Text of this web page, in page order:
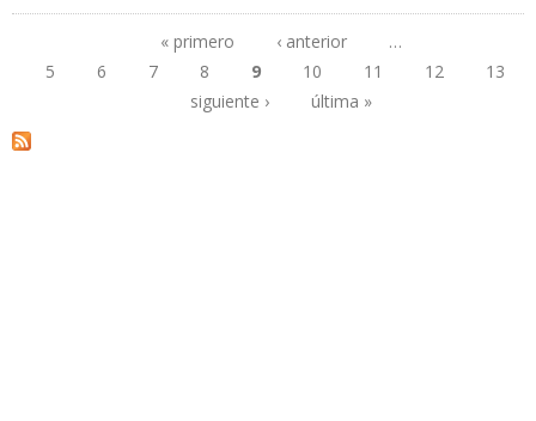
Páginas
« primero ‹ anterior
…
5
6 7 8 9 10 11 12
13
siguiente ›
última »